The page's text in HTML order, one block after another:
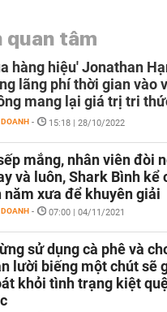
quan tâm
hàng hiệu' Jonathan
lãng phí thời gian vào
mang lại giá trị tri
- 15:18 | 28/10/2022
mắng, nhân viên đòi
và luôn, Shark Bình kể
năm xưa để khuyên giải
- 07:00 | 04/11/2021
sử dụng cà phê và
lười biếng một chút sẽ
khỏi tình trạng kiệt